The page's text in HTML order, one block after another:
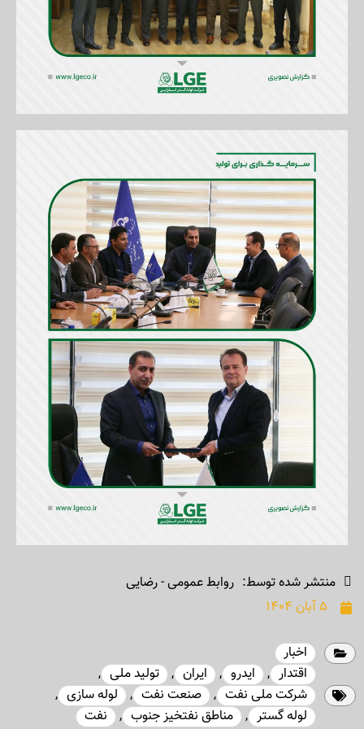
منتشر شده توسط: روابط عمومی - رضایی
۵ آبان ۱۴۰۴
اخبار
اقتدار , ایدرو , ایران , تولید ملی ,
شرکت ملی نفت , صنعت نفت , لوله سازی ,
لوله گستر , مناطق نفتخیز جنوب , نفت